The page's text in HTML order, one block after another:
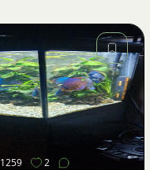
Obrázok
1259 2